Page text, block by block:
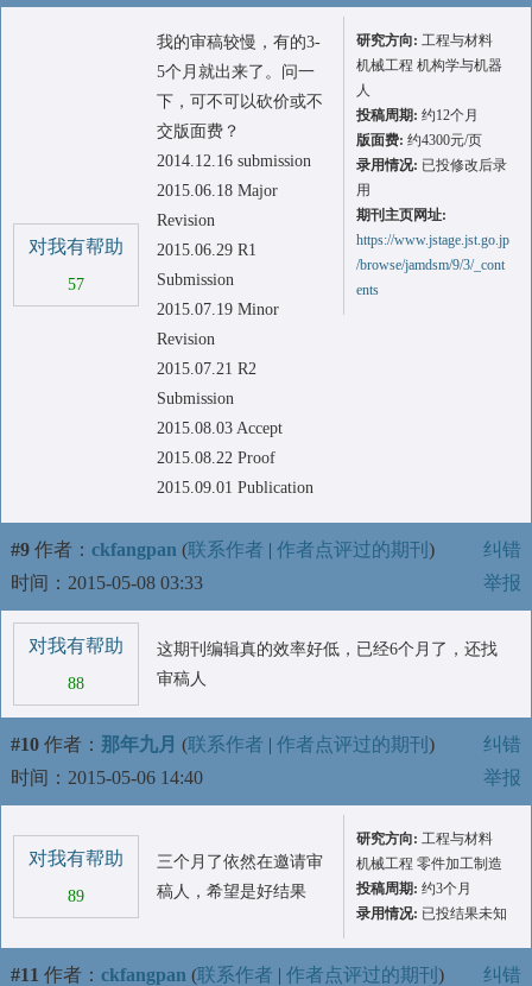
对我有帮助
57
我的审稿较慢，有的3-
5个月就出来了。问一
下，可不可以砍价或不
交版面费？
2014.12.16 submission
2015.06.18 Major
Revision
2015.06.29 R1
Submission
2015.07.19 Minor
Revision
2015.07.21 R2
Submission
2015.08.03 Accept
2015.08.22 Proof
2015.09.01 Publication
研究方向: 工程与材料
机械工程 机构学与机器
人
投稿周期: 约12个月
版面费: 约4300元/页
录用情况: 已投修改后录
用
期刊主页网址:
https://www.jstage.jst.go.jp
/browse/jamdsm/9/3/_cont
ents
#9 作者： ckfangpan (联系作者 | 作者点评过的期刊 )
时间：2015-05-08 03:33
纠错
举报
对我有帮助
88
这期刊编辑真的效率好低，已经6个月了，还找
审稿人
#10 作者： 那年九月 (联系作者 | 作者点评过的期刊 )
时间：2015-05-06 14:40
纠错
举报
对我有帮助
89
三个月了依然在邀请审
稿人，希望是好结果
研究方向: 工程与材料
机械工程 零件加工制造
投稿周期: 约3个月
录用情况: 已投结果未知
#11 作者： ckfangpan (联系作者 | 作者点评过的期刊 )
纠错